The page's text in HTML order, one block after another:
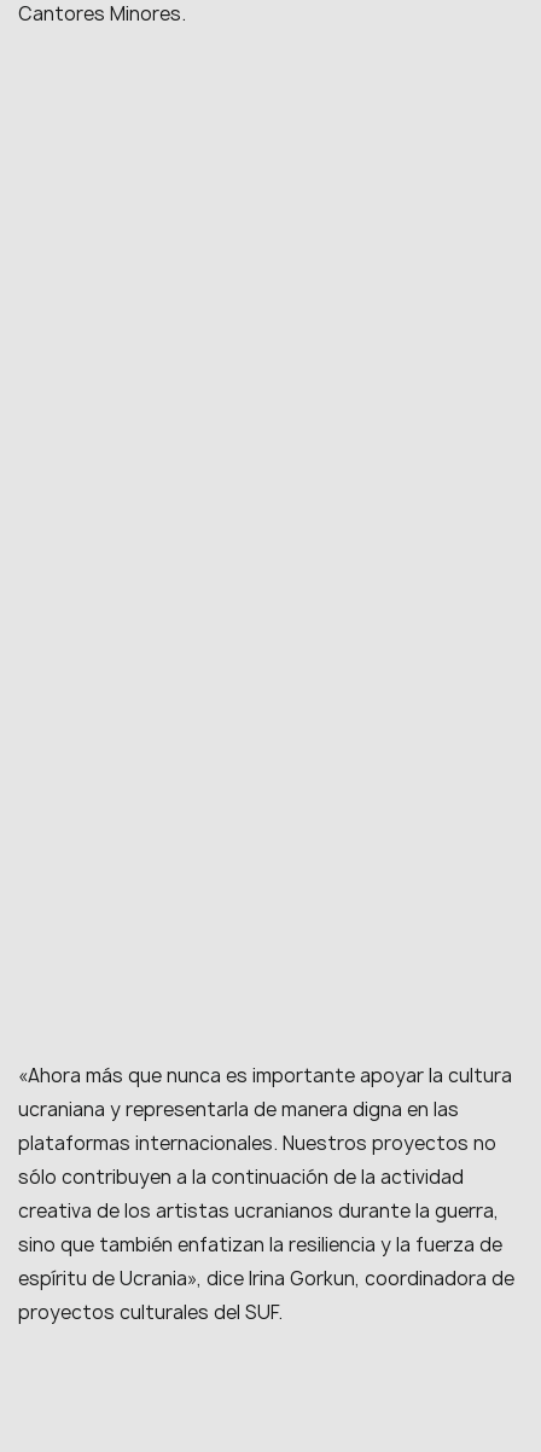
Cantores Minores.
«Ahora más que nunca es importante apoyar la cultura
ucraniana y representarla de manera digna en las
plataformas internacionales. Nuestros proyectos no
sólo contribuyen a la continuación de la actividad
creativa de los artistas ucranianos durante la guerra,
sino que también enfatizan la resiliencia y la fuerza de
espíritu de Ucrania», dice Irina Gorkun, coordinadora de
proyectos culturales del SUF.